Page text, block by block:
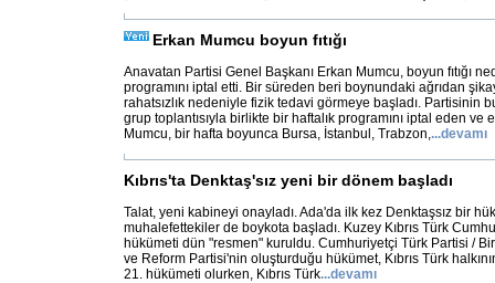
Erkan Mumcu boyun fıtığı
Anavatan Partisi Genel Başkanı Erkan Mumcu, boyun fıtığı
programını iptal etti. Bir süreden beri boynundaki ağrıdan
rahatsızlık nedeniyle fizik tedavi görmeye başladı. Partisinin
grup toplantısıyla birlikte bir haftalık programını iptal eden
Mumcu, bir hafta boyunca Bursa, İstanbul, Trabzon,...devamı
Kıbrıs'ta Denktaş'sız yeni bir dönem başladı
Talat, yeni kabineyi onayladı. Ada'da ilk kez Denktaşsız bir
muhalefettekiler de boykota başladı. Kuzey Kıbrıs Türk
hükümeti dün "resmen" kuruldu. Cumhuriyetçi Türk Partisi /
ve Reform Partisi'nin oluşturduğu hükümet, Kıbrıs Türk
21. hükümeti olurken, Kıbrıs Türk...devamı